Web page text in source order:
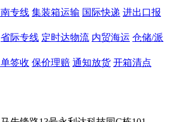
专线 集装箱运输 国际快递 进出口报
省际专线 定时达物流 内贸海运 仓储/派
签收 保价理赔 通知放货 开箱清点